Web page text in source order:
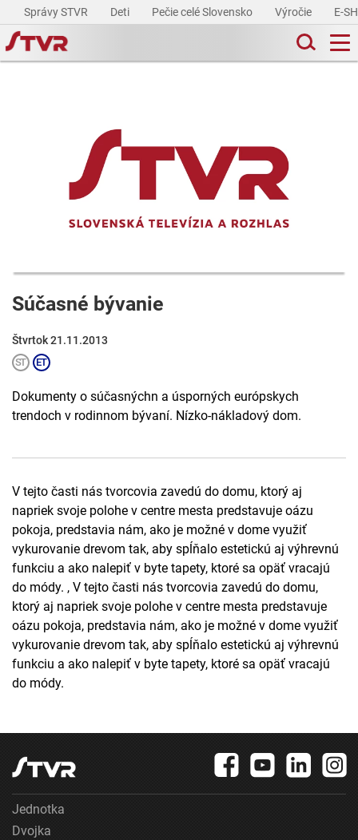
Správy STVR Deti Pečie celé Slovensko Výročie E-
Súčasné bývanie
Štvrtok 21.11.2013
Dokumenty o súčasnýchn a úsporných európskych
trendoch v rodinnom bývaní. Nízko-nákladový dom.
V tejto časti nás tvorcovia zavedú do domu, ktorý aj
napriek svoje polohe v centre mesta predstavuje oázu
pokoja, predstavia nám, ako je možné v dome využiť
vykurovanie drevom tak, aby spĺňalo estetickú aj výhrevnú
funkciu a ako nalepiť v byte tapety, ktoré sa opäť vracajú
do módy. , V tejto časti nás tvorcovia zavedú do domu,
ktorý aj napriek svoje polohe v centre mesta predstavuje
oázu pokoja, predstavia nám, ako je možné v dome využiť
vykurovanie drevom tak, aby spĺňalo estetickú aj výhrevnú
funkciu a ako nalepiť v byte tapety, ktoré sa opäť vracajú
do módy.
Jednotka
Dvojka